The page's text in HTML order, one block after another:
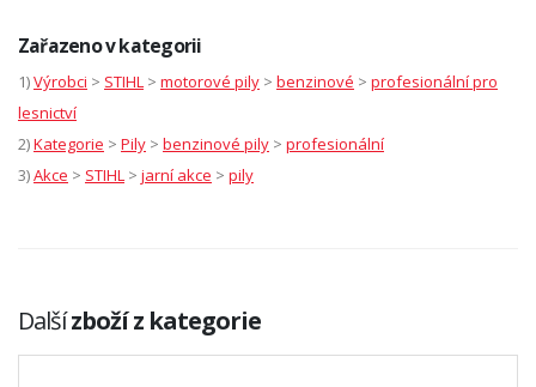
Zařazeno v kategorii
1)Výrobci > STIHL > motorové pily > benzinové > profesionální pro
lesnictví
2)Kategorie > Pily > benzinové pily > profesionální
3)Akce > STIHL > jarní akce > pily
Dalšízboží z kategorie